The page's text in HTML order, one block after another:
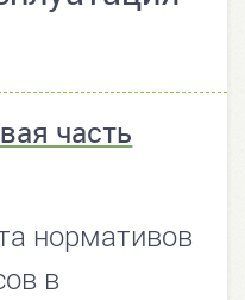
часть
нормативов
в